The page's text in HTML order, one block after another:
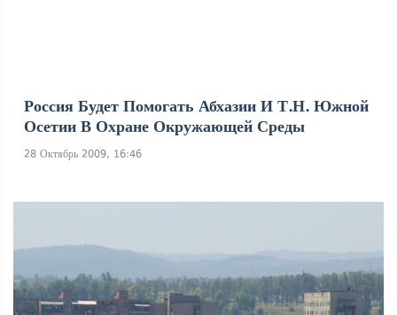
Россия Будет Помогать Абхазии И Т.н. Южной
Осетии В Охране Окружающей Среды
28 Октябрь 2009, 16:46